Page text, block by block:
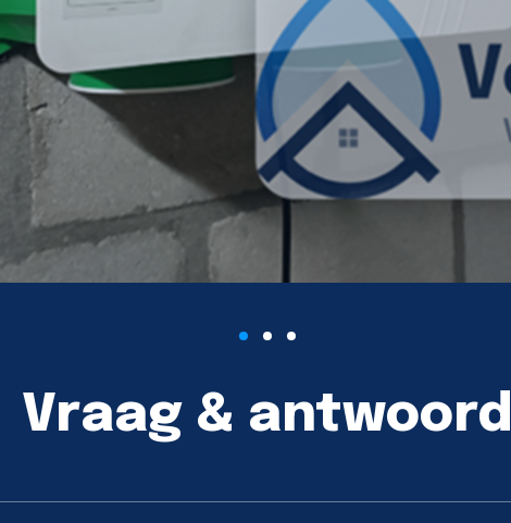
Vraag &